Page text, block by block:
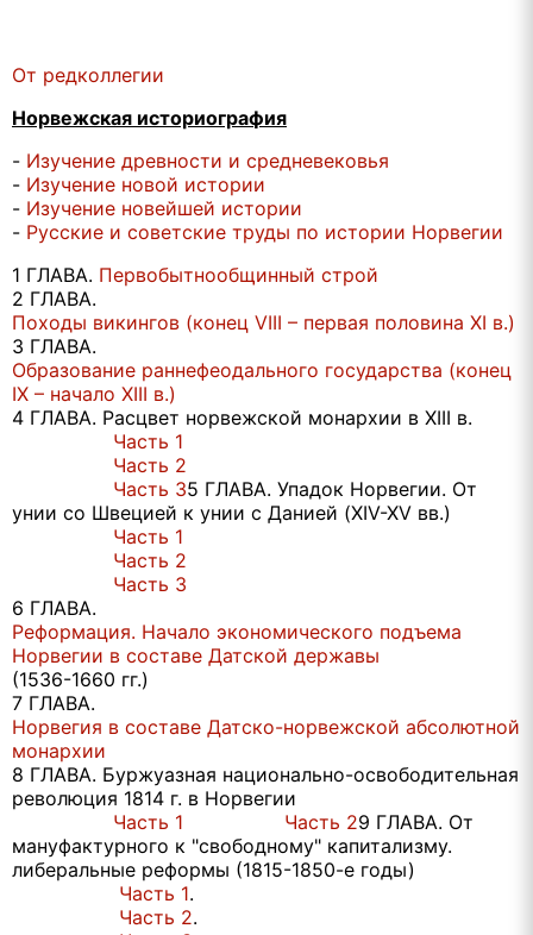
От редколлегии
Норвежская историография
- Изучение древности и средневековья
- Изучение новой истории
- Изучение новейшей истории
- Русские и советские труды по истории Норвегии
1 ГЛАВА. Первобытнообщинный строй
2 ГЛАВА.
Походы викингов (конец VIII – первая половина XI в.)
3 ГЛАВА.
Образование раннефеодального государства (конец
IX – начало XIII в.)
4 ГЛАВА. Расцвет норвежской монархии в XIII в.
Часть 1
Часть 2
Часть 35 ГЛАВА. Упадок Норвегии. От
унии со Швецией к унии с Данией (XIV-XV вв.)
Часть 1
Часть 2
Часть 3
6 ГЛАВА.
Реформация. Начало экономического подъема
Норвегии в составе Датской державы
(1536-1660 гг.)
7 ГЛАВА.
Норвегия в составе Датско-норвежской абсолютной
монархии
8 ГЛАВА. Буржуазная национально-освободительная
революция 1814 г. в Норвегии
Часть 1
Часть 29 ГЛАВА. От
мануфактурного к "свободному" капитализму.
либеральные реформы (1815-1850-е годы)
Часть 1.
Часть 2.